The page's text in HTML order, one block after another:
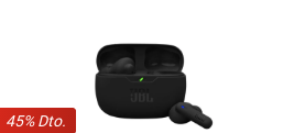
45% Dto.